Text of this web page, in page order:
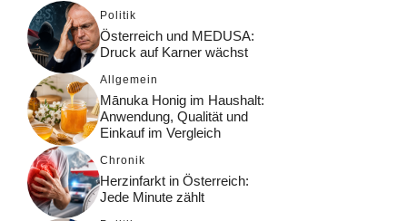
Politik
Österreich und MEDUSA:
Druck auf Karner wächst
Allgemein
Mānuka Honig im Haushalt:
Anwendung, Qualität und
Einkauf im Vergleich
Chronik
Herzinfarkt in Österreich:
Jede Minute zählt